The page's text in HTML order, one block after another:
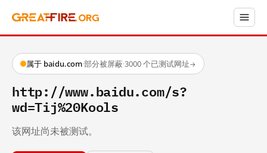
属于 baidu.com·部分被屏蔽·3000 个已测试网址→
http://www.baidu.com/s?
wd=Tij%20Kools
该网址尚未被测试。